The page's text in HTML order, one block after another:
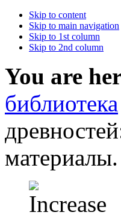
Skip to content
Skip to main navigation
Skip to 1st column
Skip to 2nd column
You are
библиотека